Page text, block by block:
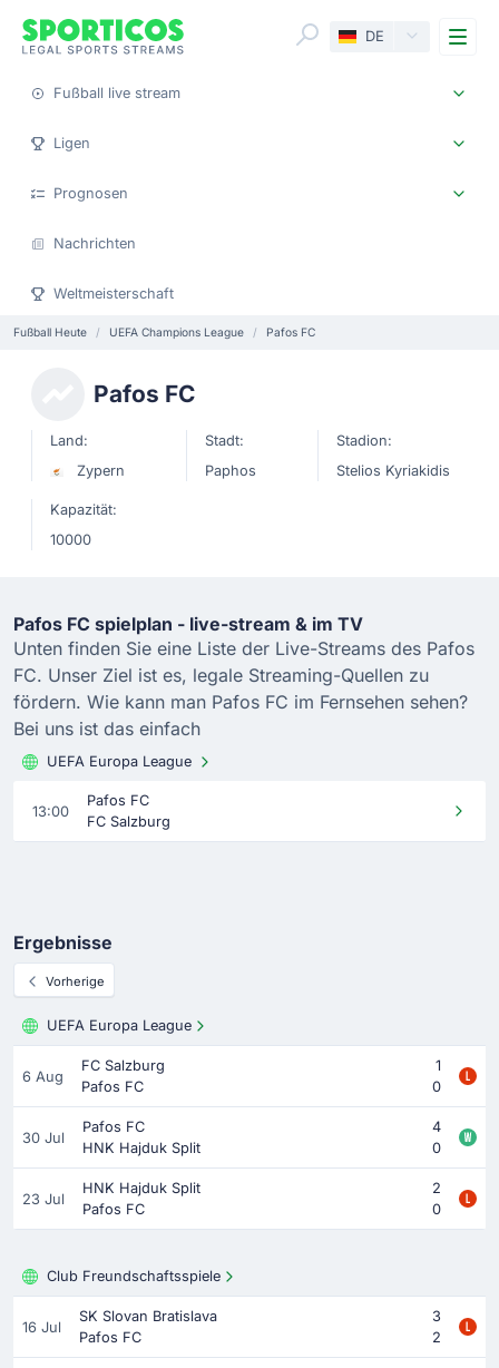
DE
Fußball live stream
Ligen
Prognosen
Nachrichten
Weltmeisterschaft
Fußball Heute UEFA Champions League Pafos FC
Pafos FC
Land:
Zypern
Stadt:
Paphos
Stadion:
Stelios Kyriakidis
Kapazität:
10000
Pafos FC spielplan - live-stream & im TV
Unten finden Sie eine Liste der Live-Streams des Pafos
FC. Unser Ziel ist es, legale Streaming-Quellen zu
fördern. Wie kann man Pafos FC im Fernsehen sehen?
Bei uns ist das einfach
UEFA Europa League
13:00
Pafos FC
FC Salzburg
Ergebnisse
Vorherige
UEFA Europa League
6 Aug
FC Salzburg
1
Pafos FC
0
30 Jul
Pafos FC
4
HNK Hajduk Split
0
23 Jul
HNK Hajduk Split
2
Pafos FC
0
Club Freundschaftsspiele
16 Jul
SK Slovan Bratislava
3
Pafos FC
2